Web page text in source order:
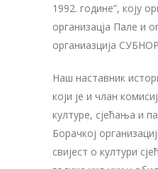
1992. године”, коју
организацја Пале и
органиазција
Наш наставник
који је и члан
културе, сјећања и
Борачкој
свијест о култури